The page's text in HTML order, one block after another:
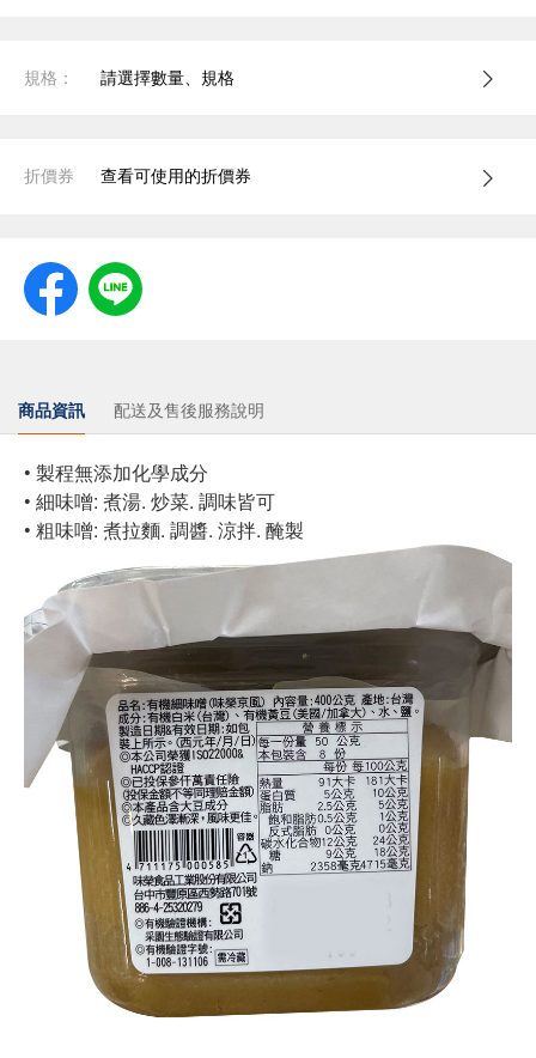
規格： 請選擇數量、規格
折價券 查看可使用的折價券
商品資訊 配送及售後服務說明
• 製程無添加化學成分
• 細味噌: 煮湯. 炒菜. 調味皆可
• 粗味噌: 煮拉麵. 調醬. 涼拌. 醃製